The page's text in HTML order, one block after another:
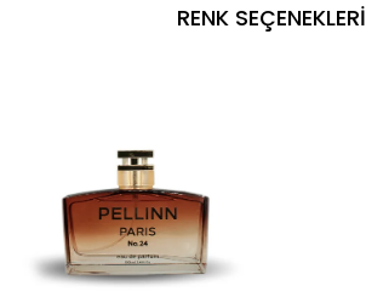
RENK SEÇENEKLERI